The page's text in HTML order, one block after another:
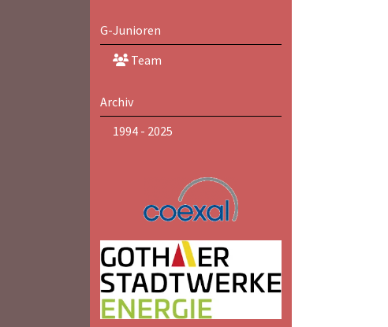
G-Junioren
Team
Archiv
1994 - 2025